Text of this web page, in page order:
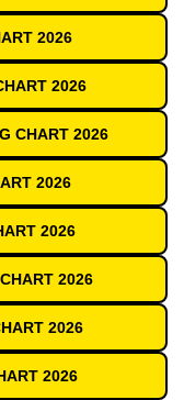
2026
2026
CHART 2026
2026
2026
2026
2026
2026